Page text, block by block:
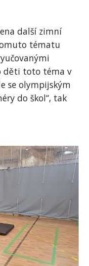
další zimní
tématu
děti toto téma v
se olympijským
do škol“, tak